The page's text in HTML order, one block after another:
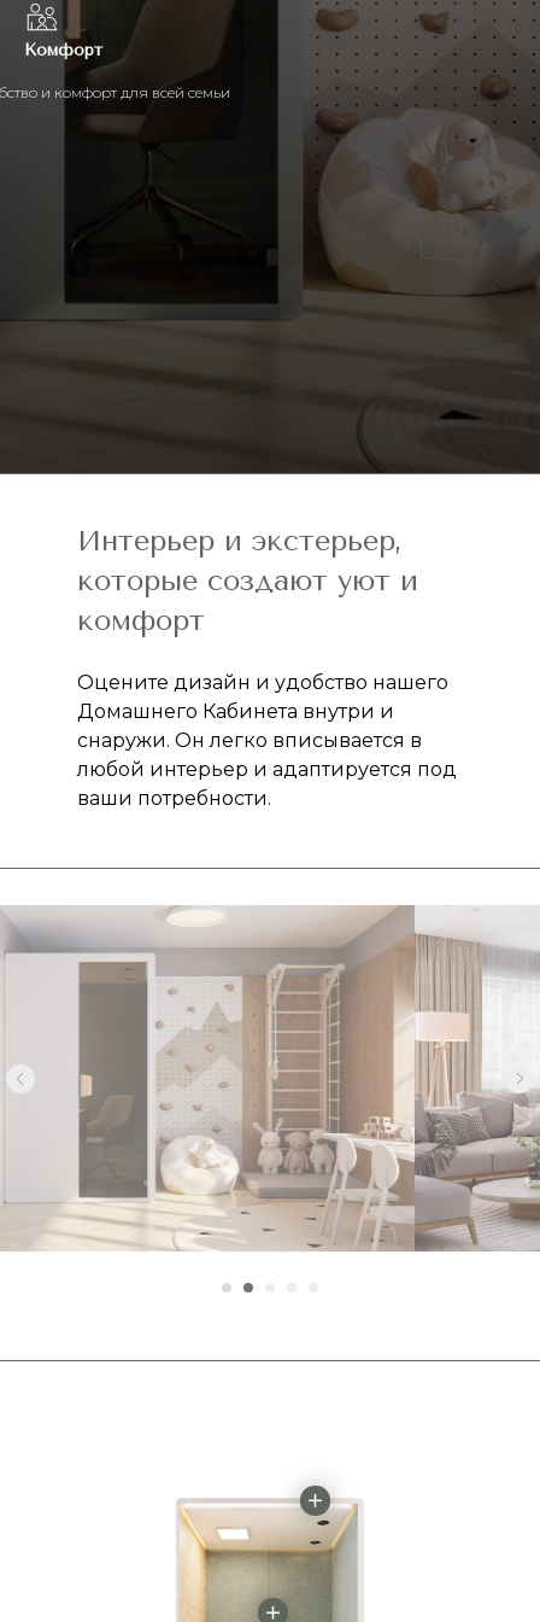
Комфорт
и комфорт для всей семьи
Интерьер и экстерьер,
которые создают уют и
комфорт
Оцените дизайн и удобство нашего
Домашнего Кабинета внутри и
снаружи. Он легко вписывается в
любой интерьер и адаптируется под
ваши потребности.